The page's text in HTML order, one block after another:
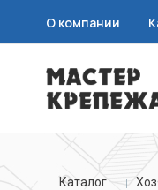
О компании
Каталог